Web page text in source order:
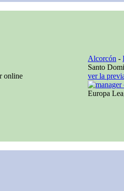
Alcorcón -
Santo
ver la
Europa